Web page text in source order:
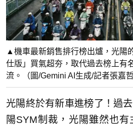
▲機車最新銷售排行榜出爐，光陽
仕版」買氣超夯，取代過去榜上有
流。（圖/Gemini AI生成/記者張嘉哲
光陽終於有新車進榜了！過
陽SYM制裁，光陽雖然也